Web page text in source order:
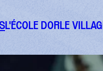
L'ÉCOLE DORLE